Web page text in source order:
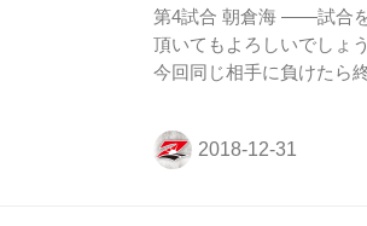
自分の反省というか課題
るものになった...
第4試合 朝倉海 ——試合
頂いてもよろしいでしょ
今回同じ相手に負けたら
ができてホッとしていま
という結果でしたが、ご